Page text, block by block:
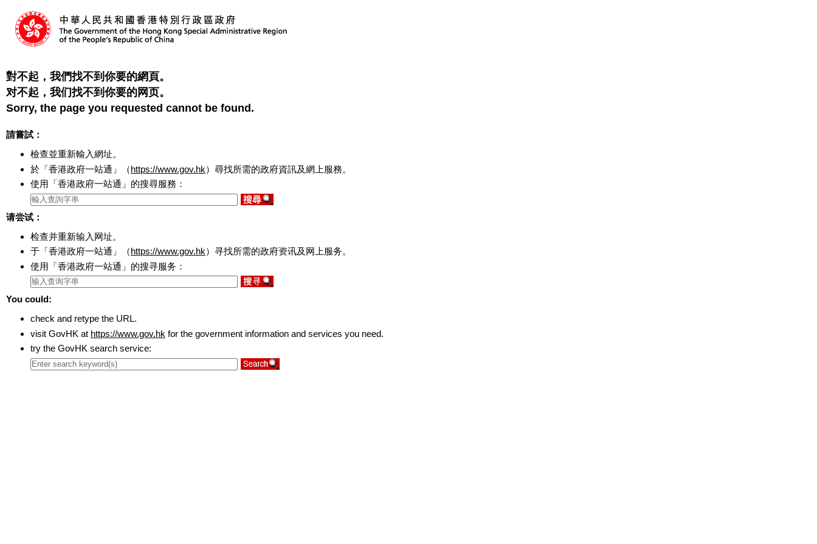
對不起，我們找不到你要的網頁。
对不起，我们找不到你要的网页。
Sorry, the page you requested cannot be found.
請嘗試：
檢查並重新輸入網址。
於「香港政府一站通」（https://www.gov.hk）尋找所需的政府資訊及網上服務。
使用「香港政府一站通」的搜尋服務：
请尝试：
检查并重新输入网址。
于「香港政府一站通」（https://www.gov.hk）寻找所需的政府资讯及网上服务。
使用「香港政府一站通」的搜寻服务：
You could:
check and retype the URL.
visit GovHK at https://www.gov.hk for the government information and services you need.
try the GovHK search service: